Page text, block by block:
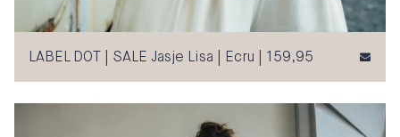
LABEL DOT | SALE Jasje Lisa | Ecru | 159,95